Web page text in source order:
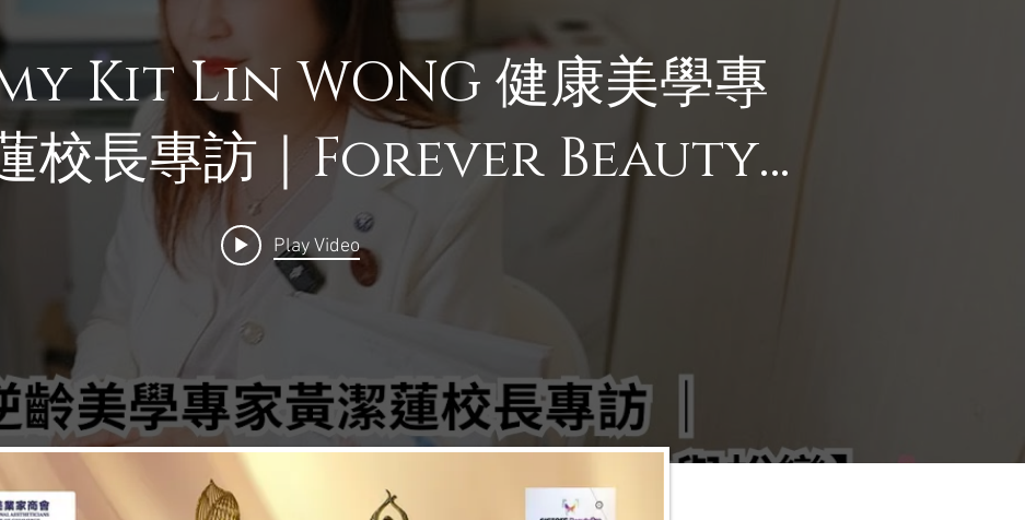
Kit Lin WONG 健康美學專
校長專訪｜Forever Beauty
精通系列作者的信念與蛻變】✨
Play Video
Awards Winning，Quality Guaranteed